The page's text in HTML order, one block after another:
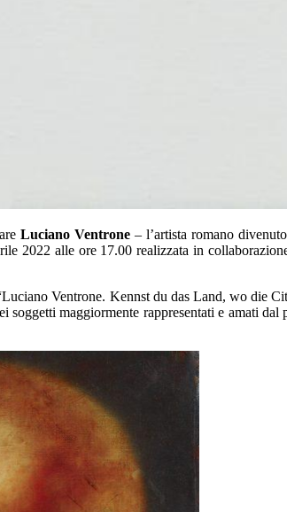
Luciano Ventrone – l’artista romano
2022 alle ore 17.00 realizzata in
Ventrone. Kennst du das Land, wo die
maggiormente rappresentati e amati